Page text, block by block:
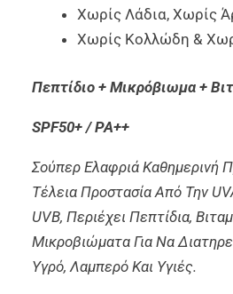
Χωρίς Λάδια, Χωρίς
Χωρίς Κολλώδη &
Πεπτίδιο + Μικρόβιωμα +
SPF50+ / PA++
Σούπερ Ελαφριά Καθημερινή
Τέλεια Προστασία Από Την
UVB, Περιέχει Πεπτίδια,
Μικροβιώματα Για Να
Υγρό, Λαμπερό Και Υγιές.